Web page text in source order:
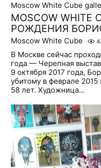
Moscow White Cube
MOSCOW WHITE
РОЖДЕНИЯ
Moscow White Cube
В Москве сейчас
года — Черепная
9 октября 2017 года,
убитому в феврале
58 лет. Художница...